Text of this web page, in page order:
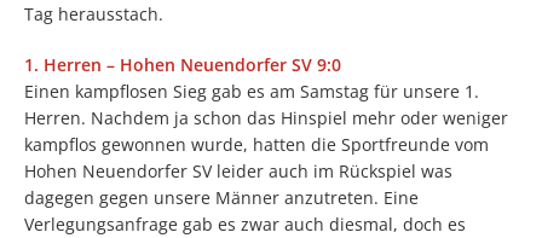
Tag herausstach.
1. Herren – Hohen Neuendorfer SV 9:0
Einen kampflosen Sieg gab es am Samstag für unsere 1.
Herren. Nachdem ja schon das Hinspiel mehr oder weniger
kampflos gewonnen wurde, hatten die Sportfreunde vom
Hohen Neuendorfer SV leider auch im Rückspiel was
dagegen gegen unsere Männer anzutreten. Eine
Verlegungsanfrage gab es zwar auch diesmal, doch es